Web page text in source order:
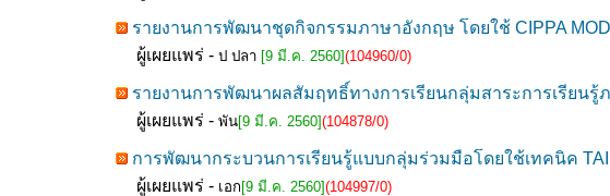
รายงานการพัฒนาชุดกิจกรรมภาษาอังกฤษ โดยใช้ CIPPA
ผู้เผยแพร่ - ป ปลา [9 มี.ค. 2560](104960/0)
รายงานการพัฒนาผลสัมฤทธิ์ทางการเรียนกลุ่มสาระการเรียนรู้
ผู้เผยแพร่ - พัน[9 มี.ค. 2560](104878/0)
การพัฒนากระบวนการเรียนรู้แบบกลุ่มร่วมมือโดยใช้เทคนิค
ผู้เผยแพร่ - เอก [9 มี.ค. 2560](104997/0)